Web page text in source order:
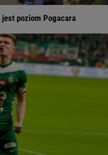
poziom Pogacara